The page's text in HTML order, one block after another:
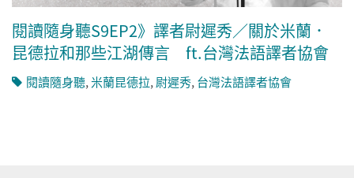
閱讀隨身聽S9EP2》譯者尉遲秀／關於米蘭．
昆德拉和那些江湖傳言 ft.台灣法語譯者協會
閱讀隨身聽,米蘭昆德拉,尉遲秀,台灣法語譯者協會